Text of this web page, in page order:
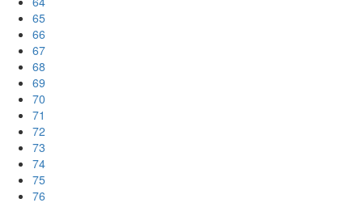
65
66
67
68
69
70
71
72
73
74
75
76